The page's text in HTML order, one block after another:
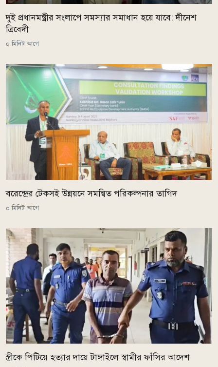
দুই প্রধানমন্ত্রীর সংলাপে সমস্যার সমাধান হয়ে যাবে: দীনেশ
ত্রিবেদী
০ মিনিট আগে
বরেন্দ্রের টেকসই উন্নয়নে সমন্বিত পরিকল্পনার তাগিদ
০ মিনিট আগে
স্ত্রীকে পিটিয়ে হত্যার দায়ে টাঙ্গাইলে স্বামীর ফাঁসির আদেশ